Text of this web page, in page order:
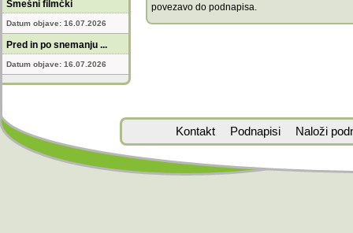
Smešni filmčki
Datum objave: 16.07.2026
Pred in po snemanju ...
Datum objave: 16.07.2026
povezavo do podnapisa.
Kontakt Podnapisi Naloži